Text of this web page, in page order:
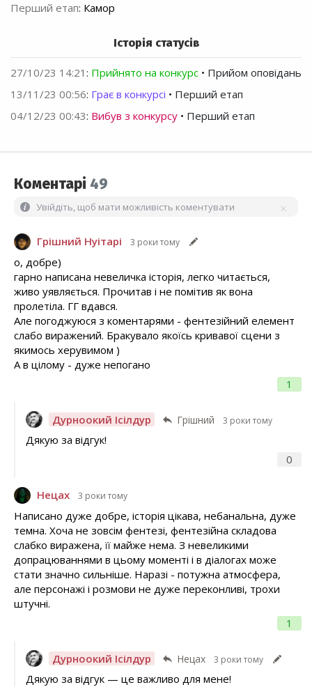
Перший етап: Камор
Історія статусів
27/10/23 14:21 : Прийнято на конкурс • Прийом оповідань
13/11/23 00:56: Грає в конкурсі • Перший етап
04/12/23 00:43: Вибув з конкурсу • Перший етап
Коментарі 49
Увійдіть, щоб мати можливість коментувати
Грішний Нуітарі 3 роки тому
1
о, добре)
гарно написана невеличка історія, легко читається,
живо уявляється. Прочитав і не помітив як вона
пролетіла. ГГ вдався.
Але погоджуюся з коментарями - фентезійний елемент
слабо виражений. Бракувало якоїсь кривавої сцени з
якимось херувимом )
А в цілому - дуже непогано
Дурноокий Ісілдур Грішний 3 роки тому
0
Дякую за відгук!
Нецах 3 роки тому
1
Написано дуже добре, історія цікава, небанальна, дуже
темна. Хоча не зовсім фентезі, фентезійна складова
слабко виражена, її майже нема. З невеликими
допрацюваннями в цьому моменті і в діалогах може
стати значно сильніше. Наразі - потужна атмосфера,
але персонажі і розмови не дуже переконливі, трохи
штучні.
Дурноокий Ісілдур Нецах 3 роки тому
Дякую за відгук — це важливо для мене!